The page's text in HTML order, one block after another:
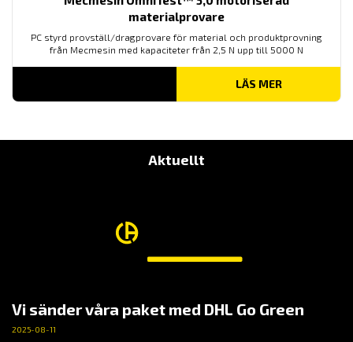
materialprovare
PC styrd provställ/dragprovare för material och produktprovning
från Mecmesin med kapaciteter från 2,5 N upp till 5000 N
LÄS MER
Aktuellt
Vi sänder våra paket med DHL Go Green
2025-08-11